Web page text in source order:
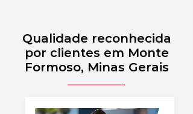
Qualidade reconhecida
por clientes em Monte
Formoso, Minas Gerais